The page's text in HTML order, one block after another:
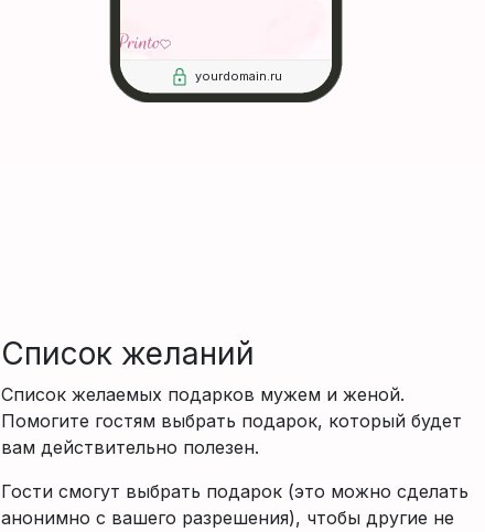
yourdomain.ru
Список желаний
Список желаемых подарков мужем и женой.
Помогите гостям выбрать подарок, который будет
вам действительно полезен.
Гости смогут выбрать подарок (это можно сделать
анонимно с вашего разрешения), чтобы другие не